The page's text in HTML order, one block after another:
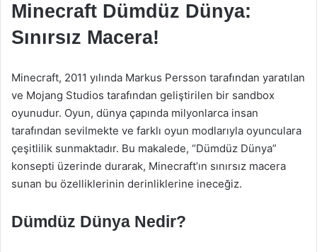
Minecraft Dümdüz Dünya:
Sınırsız Macera!
Minecraft, 2011 yılında Markus Persson tarafından yaratılan
ve Mojang Studios tarafından geliştirilen bir sandbox
oyunudur. Oyun, dünya çapında milyonlarca insan
tarafından sevilmekte ve farklı oyun modlarıyla oyunculara
çeşitlilik sunmaktadır. Bu makalede, “Dümdüz Dünya”
konsepti üzerinde durarak, Minecraft’ın sınırsız macera
sunan bu özelliklerinin derinliklerine ineceğiz.
Dümdüz Dünya Nedir?